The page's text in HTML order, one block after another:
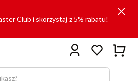
Club i skorzystaj z 5% rabatu!